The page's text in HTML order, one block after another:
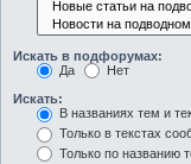
Искать в подфорумах:
Да
Нет
Искать:
В названиях тем и
Только в текстах
Только по названию